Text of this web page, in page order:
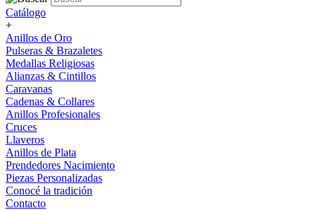
Catálogo
+
Anillos de Oro
Pulseras & Brazaletes
Medallas Religiosas
Alianzas & Cintillos
Caravanas
Cadenas & Collares
Anillos Profesionales
Cruces
Llaveros
Anillos de Plata
Prendedores Nacimiento
Piezas Personalizadas
Conocé la tradición
Contacto